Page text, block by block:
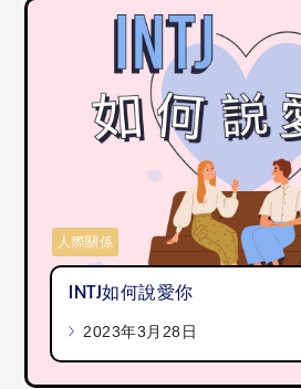
INTJ如何說愛你
2023年3月28日
人際關係